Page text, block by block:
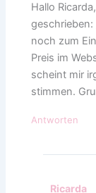
Hallo
noch zum
Preis im
scheint mir
stimmen.
Antworten
Ricarda